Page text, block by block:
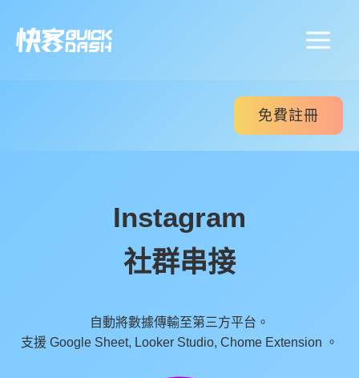
免費註冊
Instagram
社群串接
自動將數據傳輸至第三方平台。
支援 Google Sheet, Looker Studio, Chome Extension 。